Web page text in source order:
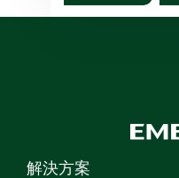
解決方案